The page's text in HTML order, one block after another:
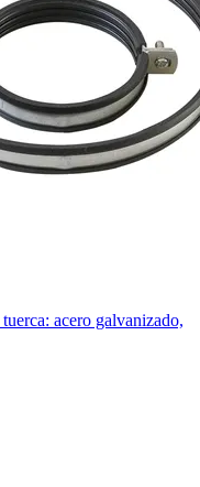
acero galvanizado,